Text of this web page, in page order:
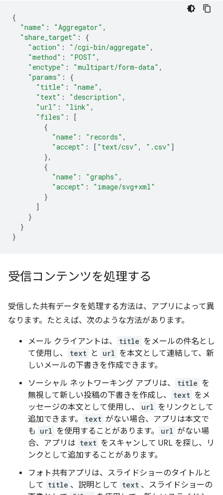
{
"name" : "Aggregator" ,
"share_target" :
{
"action" : "/cgi-bin/aggregate" ,
"method" : "POST" ,
"enctype" : "multipart/form-data" ,
"params" :
{
"title" : "name" ,
"text" : "description" ,
"url" : "link" ,
"files" :
[
{
"name" : "records" ,
"accept" : [ "text/csv" , ".csv" ]
},
{
"name" : "graphs" ,
"accept" :
"image/svg+xml"
}
]
}
}
}
受信コンテンツを処理する
受信した共有データを処理する方法は、アプリによって異
なります。たとえば、次のような方法があります。
メール クライアントは、 title をメールの件名とし
て使用し、
text と url を本文として連結して、新
しいメールの下書きを作成できます。
ソーシャル ネットワーキング アプリは、
title を
無視して新しい投稿の下書きを作成し、
text をメ
ッセージの本文として使用し、
url をリンクとして
追加できます。
text がない場合、アプリは本文で
も url を使用することがあります。 url がない場
合、アプリは text をスキャンして URL を探し、リ
ンクとして追加することがあります。
フォト共有アプリは、スライドショーのタイトルと
して title 、説明として text 、スライドショーの